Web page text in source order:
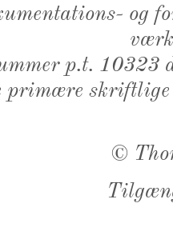
og
p.t. 10323
primære
©